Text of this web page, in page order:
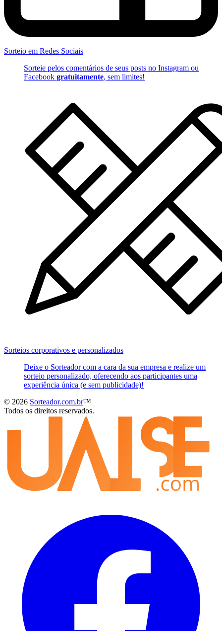
Sorteio em Redes Sociais
Sorteie pelos comentários de seus posts no Instagram ou
Facebook gratuitamente, sem limites!
Sorteios corporativos e personalizados
Deixe o Sorteador com a cara da sua empresa e realize um
sorteio personalizado, oferecendo aos participantes uma
experiência única (e sem publicidade)!
© 2026 Sorteador.com.br™
Todos os direitos reservados.